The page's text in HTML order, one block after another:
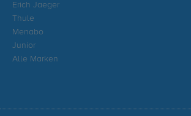
Erich Jaeger
Thule
Menabo
Junior
Alle Marken